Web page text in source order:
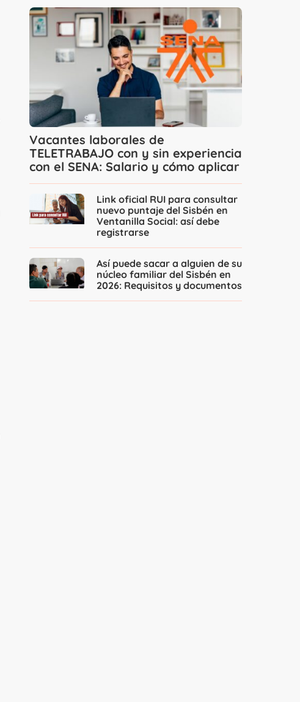
Vacantes laborales de
TELETRABAJO con y sin experiencia
con el SENA: Salario y cómo aplicar
Link oficial RUI para consultar
nuevo puntaje del Sisbén en
Ventanilla Social: así debe
registrarse
Así puede sacar a alguien de su
núcleo familiar del Sisbén en
2026: Requisitos y documentos